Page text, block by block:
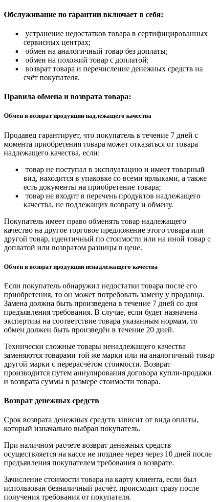
Обслуживание по гарантии включает в себя:
устранение недостатков товара в сертифицированных
сервисных центрах;
обмен на аналогичный товар без доплаты;
обмен на похожий товар с доплатой;
возврат товара и перечисление денежных средств на
счёт покупателя.
Правила обмена и возврата товара:
Обмен и возврат продукции надлежащего качества
Продавец гарантирует, что покупатель в течение 7 дней с
момента приобретения товара может отказаться от товара
надлежащего качества, если:
товар не поступал в эксплуатацию и имеет товарный
вид, находится в упаковке со всеми ярлыками, а также
есть документы на приобретение товара;
товар не входит в перечень продуктов надлежащего
качества, не подлежащих возврату и обмену.
Покупатель имеет право обменять товар надлежащего
качество на другое торговое предложение этого товара или
другой товар, идентичный по стоимости или на иной товар с
доплатой или возвратом разницы в цене.
Обмен и возврат продукции ненадлежащего качества
Если покупатель обнаружил недостатки товара после его
приобретения, то он может потребовать замену у продавца.
Замена должна быть произведена в течение 7 дней со дня
предъявления требования. В случае, если будет назначена
экспертиза на соответствие товара указанным нормам, то
обмен должен быть произведён в течение 20 дней.
Технически сложные товары ненадлежащего качества
заменяются товарами той же марки или на аналогичный товар
другой марки с перерасчётом стоимости. Возврат
производится путем аннулирования договора купли-продажи
и возврата суммы в размере стоимости товара.
Возврат денежных средств
Срок возврата денежных средств зависит от вида оплаты,
который изначально выбрал покупатель.
При наличном расчете возврат денежных средств
осуществляется на кассе не позднее через через 10 дней после
предъявления покупателем требования о возврате.
Зачисление стоимости товара на карту клиента, если был
использован безналичный расчёт, происходит сразу после
получения требования от покупателя.